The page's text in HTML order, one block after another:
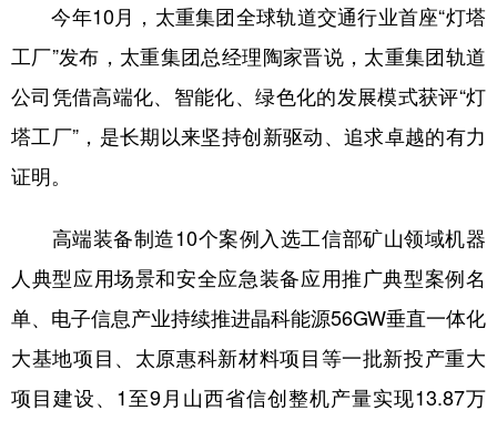
今年10月，太重集团全球轨道交通行业首座“灯塔
工厂”发布，太重集团总经理陶家晋说，太重集团轨道
公司凭借高端化、智能化、绿色化的发展模式获评“灯
塔工厂”，是长期以来坚持创新驱动、追求卓越的有力
证明。
高端装备制造10个案例入选工信部矿山领域机器
人典型应用场景和安全应急装备应用推广典型案例名
单、电子信息产业持续推进晶科能源56GW垂直一体化
大基地项目、太原惠科新材料项目等一批新投产重大
项目建设、1至9月山西省信创整机产量实现13.87万